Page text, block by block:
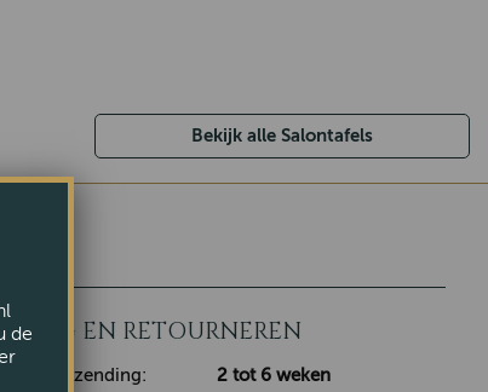
Bekijk alle Salontafels
EN RETOURNEREN
voor verzending: 2 tot 6 weken
de